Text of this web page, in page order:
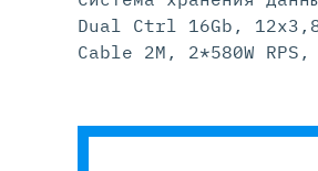
Dual Ctrl 16Gb,
Cable 2M, 2*580W